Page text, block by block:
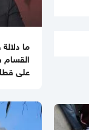
01:07 مساءاً
هذا
النار
مشروع
ما
على